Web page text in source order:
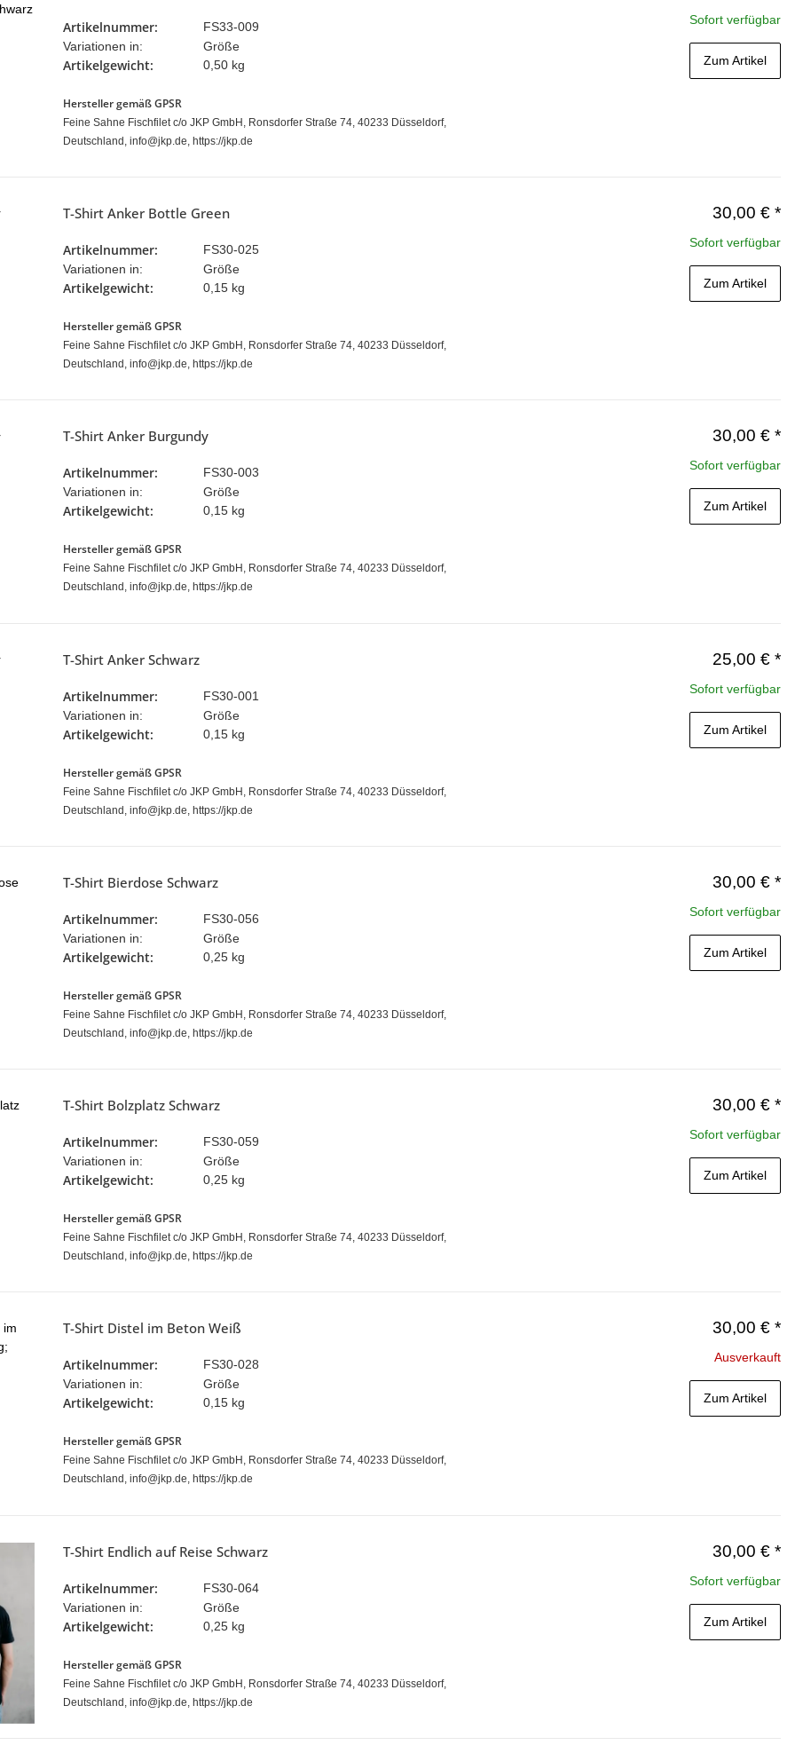
Artikelnummer:
FS33-009
Variationen in:
Größe
Artikelgewicht: 0,50 kg
Hersteller gemäß GPSR
Feine Sahne Fischfilet c/o JKP GmbH, Ronsdorfer Straße 74, 40233 Düsseldorf,
Deutschland, info@jkp.de, https://jkp.de
Sofort verfügbar
Zum Artikel
T-Shirt Anker Bottle Green
Artikelnummer:
FS30-025
Variationen in:
Größe
Artikelgewicht: 0,15 kg
Hersteller gemäß GPSR
Feine Sahne Fischfilet c/o JKP GmbH, Ronsdorfer Straße 74, 40233 Düsseldorf,
Deutschland, info@jkp.de, https://jkp.de
30,00 € *
Sofort verfügbar
Zum Artikel
T-Shirt Anker Burgundy
Artikelnummer:
FS30-003
Variationen in:
Größe
Artikelgewicht: 0,15 kg
Hersteller gemäß GPSR
Feine Sahne Fischfilet c/o JKP GmbH, Ronsdorfer Straße 74, 40233 Düsseldorf,
Deutschland, info@jkp.de, https://jkp.de
30,00 € *
Sofort verfügbar
Zum Artikel
T-Shirt Anker Schwarz
Artikelnummer:
FS30-001
Variationen in:
Größe
Artikelgewicht: 0,15 kg
Hersteller gemäß GPSR
Feine Sahne Fischfilet c/o JKP GmbH, Ronsdorfer Straße 74, 40233 Düsseldorf,
Deutschland, info@jkp.de, https://jkp.de
25,00 € *
Sofort verfügbar
Zum Artikel
T-Shirt Bierdose Schwarz
Artikelnummer:
FS30-056
Variationen in:
Größe
Artikelgewicht: 0,25 kg
Hersteller gemäß GPSR
Feine Sahne Fischfilet c/o JKP GmbH, Ronsdorfer Straße 74, 40233 Düsseldorf,
Deutschland, info@jkp.de, https://jkp.de
30,00 € *
Sofort verfügbar
Zum Artikel
T-Shirt Bolzplatz Schwarz
Artikelnummer:
FS30-059
Variationen in:
Größe
Artikelgewicht: 0,25 kg
Hersteller gemäß GPSR
Feine Sahne Fischfilet c/o JKP GmbH, Ronsdorfer Straße 74, 40233 Düsseldorf,
Deutschland, info@jkp.de, https://jkp.de
30,00 € *
Sofort verfügbar
Zum Artikel
T-Shirt Distel im Beton Weiß
Artikelnummer:
FS30-028
Variationen in:
Größe
Artikelgewicht: 0,15 kg
Hersteller gemäß GPSR
Feine Sahne Fischfilet c/o JKP GmbH, Ronsdorfer Straße 74, 40233 Düsseldorf,
Deutschland, info@jkp.de, https://jkp.de
30,00 € *
Ausverkauft
Zum Artikel
T-Shirt Endlich auf Reise Schwarz
Artikelnummer:
FS30-064
Variationen in:
Größe
Artikelgewicht: 0,25 kg
Hersteller gemäß GPSR
Feine Sahne Fischfilet c/o JKP GmbH, Ronsdorfer Straße 74, 40233 Düsseldorf,
Deutschland, info@jkp.de, https://jkp.de
30,00 € *
Sofort verfügbar
Zum Artikel